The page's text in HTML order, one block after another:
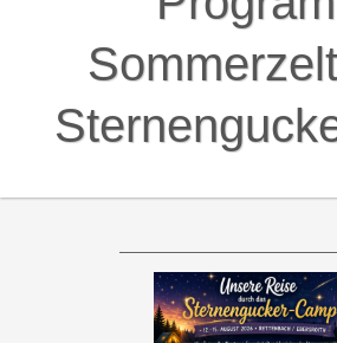
Die Buchung eines Platzes im
Sternengucker 2026 beinhaltet
Übernachtung, Verpflegung, Material,
Campaufenthalt.
sind auch Tagesgäste möglich.
Betreuungszeit 7:00 Uhr bis 20:00 Uhr